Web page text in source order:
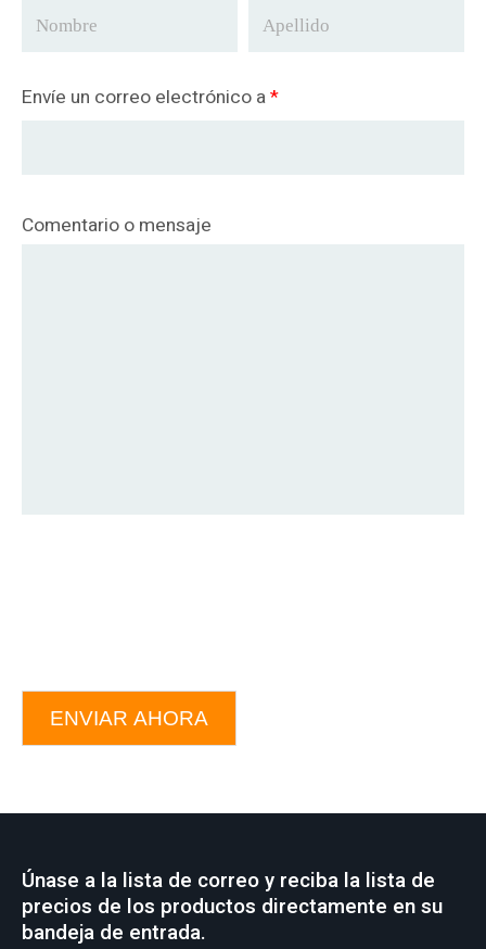
Envíe un correo electrónico a*
Comentario o mensaje
ENVIAR AHORA
Únase a la lista de correo y reciba la lista de
precios de los productos directamente en su
bandeja de entrada.